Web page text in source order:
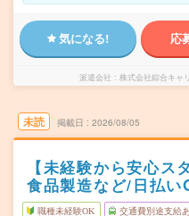
気になる! 応
派遣会社 株式会社綜合キャ
未読 掲載日 2026/08/05
【未経験から安心ス
食品製造など/日払い
職種未経験OK 交通費別途支給